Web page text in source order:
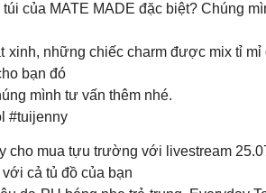
của MATE MADE đặc biệt? Chúng
xinh, những chiếc charm được mix tỉ
bạn đó
mình tư vấn thêm nhé.
#tuijenny
cho mua tựu trường với livestream
cả tủ đồ của bạn